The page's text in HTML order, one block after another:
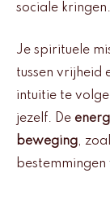
sociale kringen.
Je spirituele
tussen vrijheid
intuitie te
jezelf. De
beweging,
bestemmingen